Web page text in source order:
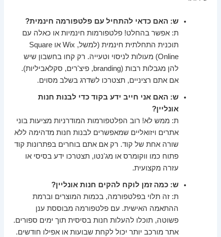
ש: האם כדאי להתחיל עם פלטפורמה חינמית?
ת: אפשר בהחלט! פלטפורמות חינמיות או כאלה עם
תוכנית התחלתית חינמית (למשל, Wix או Square
Online) מעולות לניסוי וטעייה. רק קחו בחשבון שיש
להן מגבלות רבות (branding, פיצ'רים, סקלאביליות).
אם אתם רציניים, תצטרכו לשדרג בשלב מסוים.
ש: האם אני חייב ידע בקוד כדי לבנות חנות
אונליין?
ת: ממש לא! רוב הפלטפורמות המודרניות מציעות בוני
אתרים ויזואליים שמאפשרים לבנות חנות מדהימה ללא
שורה אחת של קוד. רק אם אתם בוחרים בפתרונות קוד
פתוח כמו ווקומרס או מג'נטו, תצטרכו ידע בסיסי או
עזרה מקצועית.
ש: כמה זמן לוקח להקים חנות אונליין?
ת: זה תלוי בפלטפורמה, בכמות המוצרים וברמת
ההתאמה האישית. עם פלטפורמה מבוססת ענן
פשוטה, תוכלו להעלות חנות בסיסית תוך ימים ספורים.
אתר מורכב יותר יכול לקחת שבועות או אפילו חודשים.